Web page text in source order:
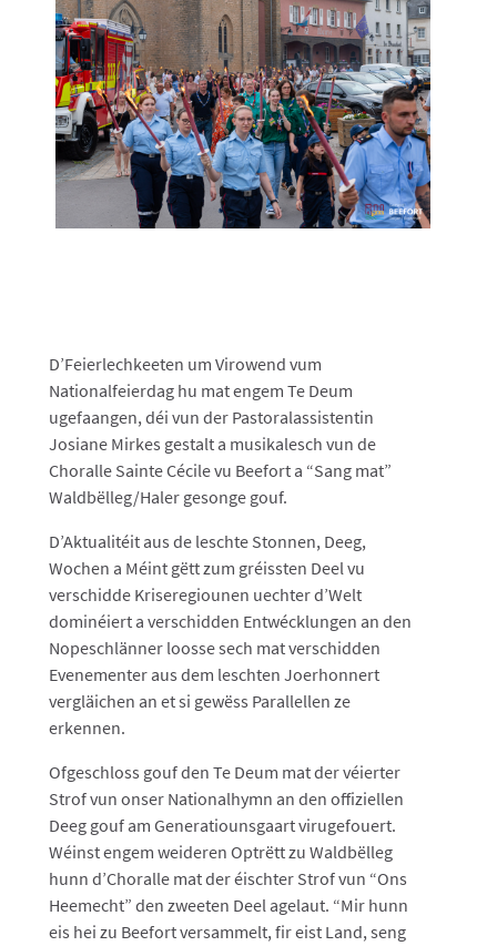
D’Feierlechkeeten um Virowend vum
Nationalfeierdag hu mat engem Te Deum
ugefaangen, déi vun der Pastoralassistentin
Josiane Mirkes gestalt a musikalesch vun de
Choralle Sainte Cécile vu Beefort a “Sang mat”
Waldbëlleg/Haler gesonge gouf.
D’Aktualitéit aus de leschte Stonnen, Deeg,
Wochen a Méint gëtt zum gréissten Deel vu
verschidde Kriseregiounen uechter d’Welt
dominéiert a verschidden Entwécklungen an den
Nopeschlänner loosse sech mat verschidden
Evenementer aus dem leschten Joerhonnert
vergläichen an et si gewëss Parallellen ze
erkennen.
Ofgeschloss gouf den Te Deum mat der véierter
Strof vun onser Nationalhymn an den offiziellen
Deeg gouf am Generatiounsgaart virugefouert.
Wéinst engem weideren Optrëtt zu Waldbëlleg
hunn d’Choralle mat der éischter Strof vun “Ons
Heemecht” den zweeten Deel agelaut. “Mir hunn
eis hei zu Beefort versammelt, fir eist Land, seng